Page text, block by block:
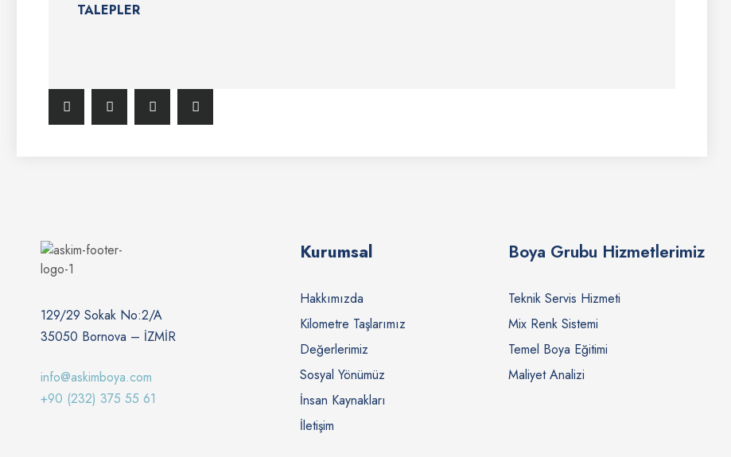
TALEPLER
129/29 Sokak No:2/A
35050 Bornova – İZMİR
info@askimboya.com
+90 (232) 375 55 61
Kurumsal
Hakkımızda
Kilometre Taşlarımız
Değerlerimiz
Sosyal Yönümüz
İnsan Kaynakları
İletişim
Boya Grubu Hizmetlerimiz
Teknik Servis Hizmeti
Mix Renk Sistemi
Temel Boya Eğitimi
Maliyet Analizi